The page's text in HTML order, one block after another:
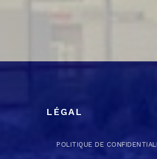
LÉGAL
POLITIQUE DE